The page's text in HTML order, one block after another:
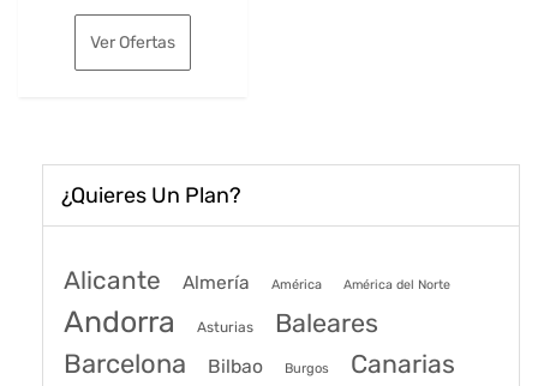
original
era:es:
Ver Ofertas
¿Quieres Un Plan?
Alicante Almería América América del Norte
Andorra Asturias Baleares
Barcelona Bilbao Burgos Canarias